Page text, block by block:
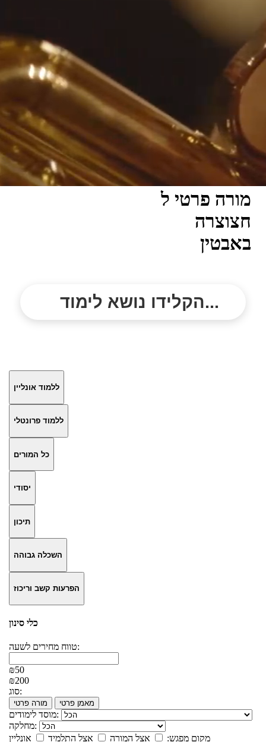
מורה פרטי ל
חצוצרה
באבטין
הקלידו נושא לימוד...
ללמוד אונליין
ללמוד פרונטלי
כל המורים
יסודי
תיכון
השכלה גבוהה
הפרעות קשב וריכוז
כלי סינון
טווח מחירים לשעה:
₪50
₪200
סוג:
מורה פרטי מאמן פרטי
מוסד לימודים:
מחלקה:
מקום מפגש:
אצל המורה אצל התלמיד
אונליין